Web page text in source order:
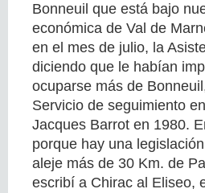
Bonneuil que está bajo
económica de Val de
en el mes de julio, la
diciendo que le habían
ocuparse más de
Servicio de seguimiento
Jacques Barrot en 1980.
porque hay una
aleje más de 30 Km. de
escribí a Chirac al Eliseo,